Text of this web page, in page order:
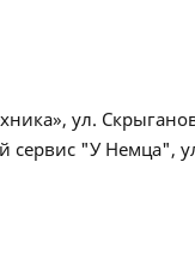
ул.
"У Немца",